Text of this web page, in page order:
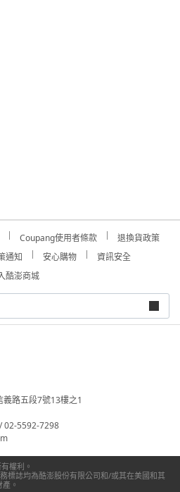
Coupang使用者條款
退換貨政策
通知 安心購物
資訊安全
酷澎商城
路五段7號13樓之1
02-5592-7298
權利。
標誌均為酷澎股份有限公司和/或其在美國和其
。